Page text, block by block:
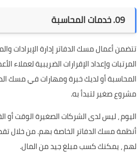
09. خدمات المحاسبة
تتضمن أعمال مسك الدفاتر إدارة
المرتبات وإعداد الإقرارات الضريبية لعملاء
المحاسبة أو لديك خبرة ومهارات في مسك
مشروع صغير لتبدأ به.
اليوم ، ليس لدى الشركات الصغيرة الوقت أو
أنظمة مسك الدفاتر الخاصة بهم. من خلال
لهم ، يمكنك كسب مبلغ جيد من المال.